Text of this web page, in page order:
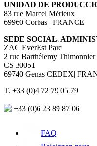
UNIDAD DE
83 rue Marcel Mérieux
69960 Corbas | FRANCE
SEDE SOCIAL,
ZAC EverEst Parc
2 rue Barthélemy Thimonnier
CS 30051
69740 Genas CEDEX|
T. +33 (0)4 72 79 05 79
+33 (0)6 23 89 87 06
FAQ